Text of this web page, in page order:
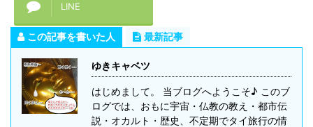
LINE
この記事を書いた人 最新記事
ゆきキャベツ
はじめまして。 当ブログへようこそ♪ このブ
ログでは、おもに宇宙・仏教の教え・都市伝
説・オカルト・歴史、不定期でタイ旅行の情